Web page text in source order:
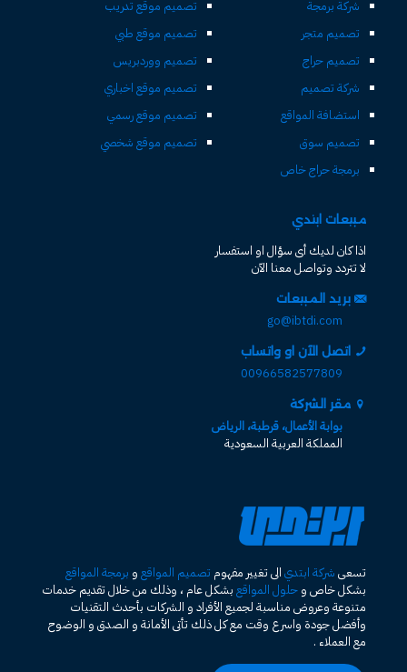
شركة برمجة
تصميم متجر
تصميم حراج
شركة تصميم
استضافة المواقع
تصميم سوق
برمجة حراج خاص
تصميم موقع تدريب
تصميم موقع طبي
تصميم ووردبريس
تصميم موقع اخباري
تصميم موقع رسمي
تصميم موقع شخصي
مبيعات ابتدي
اذا كان لديك أى سؤال او استفسار
لا تتردد وتواصل معنا الآن
بريد المبيعات
go@ibtdi.com
اتصل الآن او واتساب
00966582577809
مقر الشركة
بوابة الأعمال، قرطبة، الرياض
المملكة العربية السعودية
تسعى شركة ابتدي الى تغيير مفهوم تصميم المواقع و برمجة المواقع
بشكل خاص و حلول المواقع بشكل عام ، وذلك من خلال تقديم خدمات
متنوعة وعروض مناسبة لجميع الأفراد و الشركات بأحدث التقنيات
وأفضل جودة واسرع وقت مع كل ذلك تأتى الأمانة و الصدق و الوضوح
مع العملاء .